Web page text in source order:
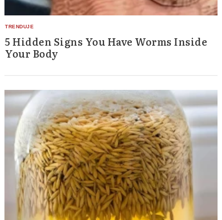
5 Hidden Signs You Have Worms Inside
Your Body